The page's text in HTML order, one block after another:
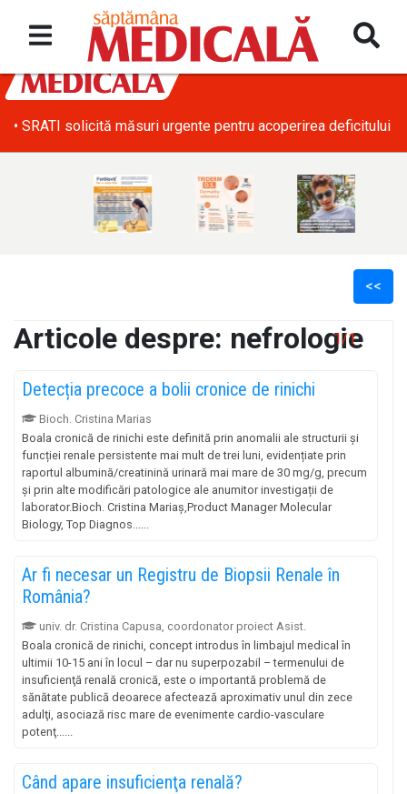
• SRATI solicită măsuri urgente pentru acoperirea deficitului
<<
Articole despre: nefrologie
1/1
Detecția precoce a bolii cronice de rinichi
Bioch. Cristina Marias
Boala cronică de rinichi este definită prin anomalii ale structurii și
funcției renale persistente mai mult de trei luni, evidențiate prin
raportul albumină/creatinină urinară mai mare de 30 mg/g, precum
și prin alte modificări patologice ale anumitor investigații de
laborator.Bioch. Cristina Mariaș,Product Manager Molecular
Biology, Top Diagnos......
Ar fi necesar un Registru de Biopsii Renale în
România?
univ. dr. Cristina Capusa, coordonator proiect Asist.
Boala cronică de rinichi, concept introdus în limbajul medical în
ultimii 10-15 ani în locul – dar nu superpozabil – termenului de
insuficienţă renală cronică, este o importantă problemă de
sănătate publică deoarece afectează aproximativ unul din zece
adulţi, asociază risc mare de evenimente cardio-vasculare
potenţ......
Când apare insuficienţa renală?